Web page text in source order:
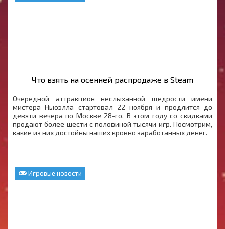
Что взять на осенней распродаже в Steam
Очередной аттракцион неслыханной щедрости имени
мистера Ньюэлла стартовал 22 ноября и продлится до
девяти вечера по Москве 28-го. В этом году со скидками
продают более шести с половиной тысячи игр. Посмотрим,
какие из них достойны наших кровно заработанных денег.
Игровые новости